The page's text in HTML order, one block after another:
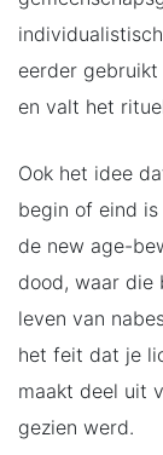
eerder
en valt het
Ook het idee
begin of eind
de new age-
dood, waar die
leven van
het feit dat je
maakt deel uit
gezien werd.